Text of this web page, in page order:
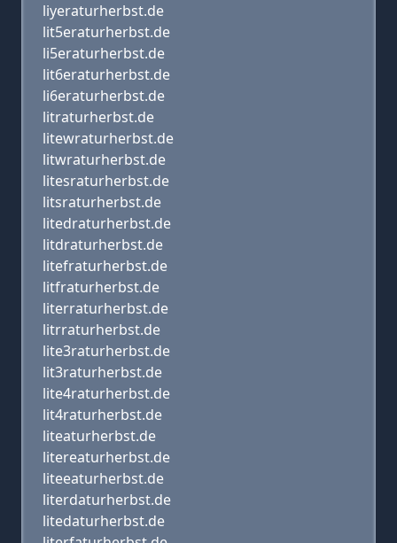
liyeraturherbst.de
lit5eraturherbst.de
li5eraturherbst.de
lit6eraturherbst.de
li6eraturherbst.de
litraturherbst.de
litewraturherbst.de
litwraturherbst.de
litesraturherbst.de
litsraturherbst.de
litedraturherbst.de
litdraturherbst.de
litefraturherbst.de
litfraturherbst.de
literraturherbst.de
litrraturherbst.de
lite3raturherbst.de
lit3raturherbst.de
lite4raturherbst.de
lit4raturherbst.de
liteaturherbst.de
litereaturherbst.de
liteeaturherbst.de
literdaturherbst.de
litedaturherbst.de